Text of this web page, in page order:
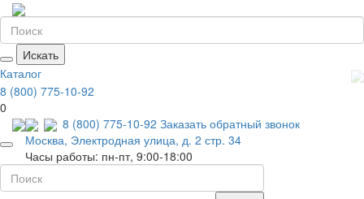
Искать
Каталог
8 (800) 775-10-92
0
8 (800) 775-10-92 Заказать обратный звонок
Москва, Электродная улица, д. 2 стр. 34
Часы работы: пн-пт, 9:00-18:00